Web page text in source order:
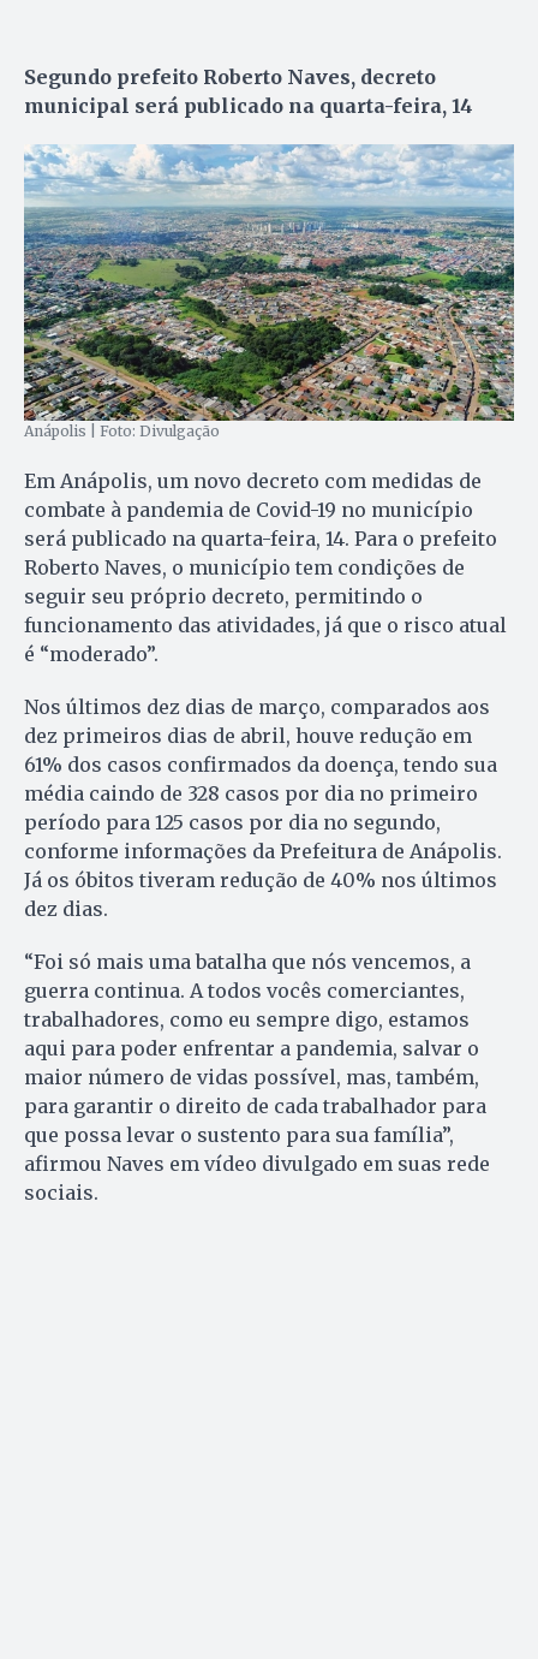
Segundo prefeito Roberto Naves, decreto
municipal será publicado na quarta-feira, 14
Anápolis | Foto: Divulgação
Em Anápolis, um novo decreto com medidas de
combate à pandemia de Covid-19 no município
será publicado na quarta-feira, 14. Para o prefeito
Roberto Naves, o município tem condições de
seguir seu próprio decreto, permitindo o
funcionamento das atividades, já que o risco atual
é “moderado”.
Nos últimos dez dias de março, comparados aos
dez primeiros dias de abril, houve redução em
61% dos casos confirmados da doença, tendo sua
média caindo de 328 casos por dia no primeiro
período para 125 casos por dia no segundo,
conforme informações da Prefeitura de Anápolis.
Já os óbitos tiveram redução de 40% nos últimos
dez dias.
“Foi só mais uma batalha que nós vencemos, a
guerra continua. A todos vocês comerciantes,
trabalhadores, como eu sempre digo, estamos
aqui para poder enfrentar a pandemia, salvar o
maior número de vidas possível, mas, também,
para garantir o direito de cada trabalhador para
que possa levar o sustento para sua família”,
afirmou Naves em vídeo divulgado em suas rede
sociais.